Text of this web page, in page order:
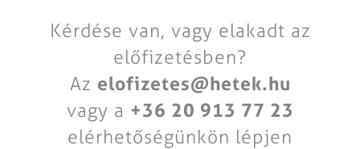
Kérdése van, vagy elakadt az
előfizetésben?
Az elofizetes@hetek.hu
vagy a +36 20 913 77 23
elérhetőségünkön lépjen